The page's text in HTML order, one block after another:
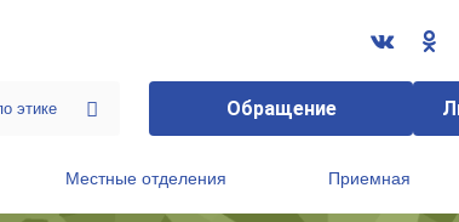
Обращение
Местные отделения Приемная